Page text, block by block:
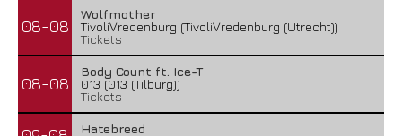
08-08
Wolfmother
TivoliVredenburg (TivoliVredenburg (Utrecht))
Tickets
08-08
Body Count ft. Ice-T
013 (013 (Tilburg))
Tickets
Hatebreed